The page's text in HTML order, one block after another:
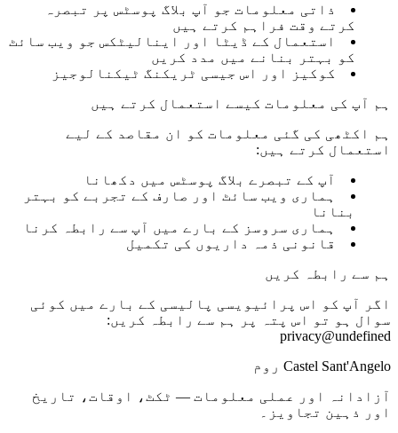
ذاتی معلومات جو آپ بلاگ پوسٹس پر تبصرہ
کرتے وقت فراہم کرتے ہیں
استعمال کے ڈیٹا اور اینالیٹکس جو ویب سائٹ
کو بہتر بنانے میں مدد کریں
کوکیز اور اس جیسی ٹریکنگ ٹیکنالوجیز
ہم آپ کی معلومات کیسے استعمال کرتے ہیں
ہم اکٹھی کی گئی معلومات کو ان مقاصد کے لیے
استعمال کرتے ہیں:
آپ کے تبصرے بلاگ پوسٹس میں دکھانا
ہماری ویب سائٹ اور صارف کے تجربے کو بہتر
بنانا
ہماری سروسز کے بارے میں آپ سے رابطہ کرنا
قانونی ذمہ داریوں کی تکمیل
ہم سے رابطہ کریں
اگر آپ کو اس پرائیویسی پالیسی کے بارے میں کوئی
سوال ہو تو اس پتہ پر ہم سے رابطہ کریں:
privacy@undefined
Castel Sant'Angelo روم
آزادانہ اور عملی معلومات — ٹکٹ، اوقات، تاریخ
اور ذہین تجاویز۔